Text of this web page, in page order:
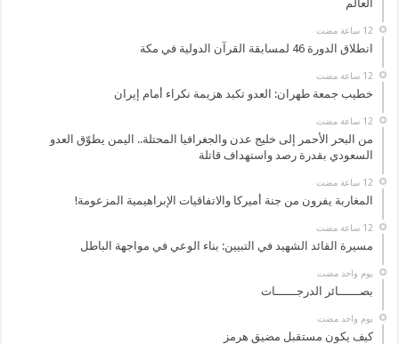
العالم
انطلاق الدورة 46 لمسابقة القرآن الدولية في مكة
خطيب جمعة طهران: العدو تكبد هزيمة نكراء أمام إيران
من البحر الأحمر إلى خليج عدن والجغرافيا المحتلة.. اليمن يطوّق العدو
السعودي بقدرة رصد واستهداف قاتلة
المغاربة يفرون من جنة أميركا والاتفاقيات الإبراهيمية المزعومة!
مسيرة القائد الشهيد في التبيين: بناء الوعي في مواجهة الباطل
‏يوم واحد مضت
بصــــــائر الدرجــــــات
‏يوم واحد مضت
كيف يكون مستقبل مضيق هرمز